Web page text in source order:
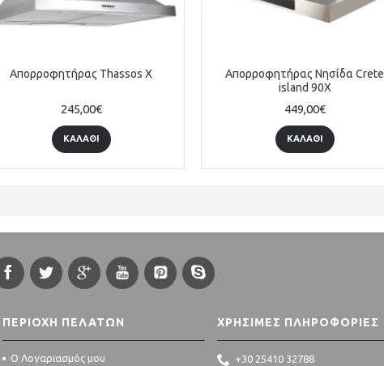
Απορροφητήρας Thassos X
245,00€
ΚΑΛΆΘΙ
Απορροφητήρας Νησίδα Crete
island 90X
449,00€
ΚΑΛΆΘΙ
ΠΕΡΙΟΧΉ ΠΕΛΑΤΏΝ
O Λογαριασμός μου
ΧΡΉΣΙΜΕΣ ΠΛΗΡΟΦΟΡΊΕΣ
+30 25410 32788